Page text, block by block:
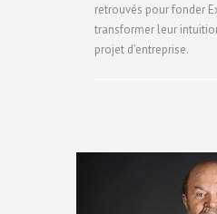
retrouvés pour fonder
transformer leur
projet d’entreprise.